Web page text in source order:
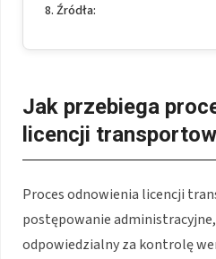
Źródła:
Jak przebiega
licencji
Proces odnowienia licencji
postępowanie
odpowiedzialny za kontrolę